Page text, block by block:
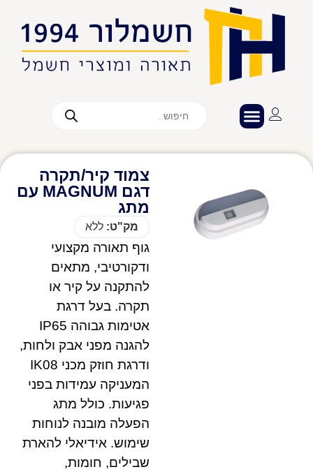
צמוד קיר/תקרה
דגם MAGNUM עם
מתג
מק"ט: ללא
גוף תאורה מקצועי
ודקורטיבי, מתאים
להתקנה על קיר או
תקרה. בעל דרגת
אטימות גבוהה IP65
להגנה מפני אבק ולחות,
ודרגת חוזק מכני IK08
המעניקה עמידות בפני
פגיעות. כולל מתג
הפעלה מובנה לנוחות
שימוש. אידיאלי להארת
שבילים, חומות,